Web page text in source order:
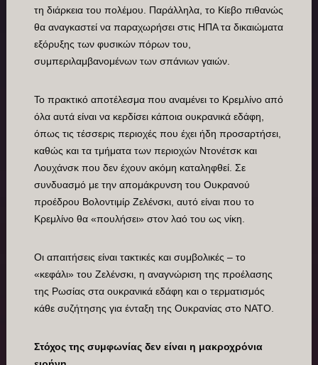
τη διάρκεια του πολέμου. Παράλληλα, το Κίεβο πιθανώς
θα αναγκαστεί να παραχωρήσει στις ΗΠΑ τα δικαιώματα
εξόρυξης των φυσικών πόρων του,
συμπεριλαμβανομένων των σπάνιων γαιών.
Το πρακτικό αποτέλεσμα που αναμένει το Κρεμλίνο από
όλα αυτά είναι να κερδίσει κάποια ουκρανικά εδάφη,
όπως τις τέσσερις περιοχές που έχει ήδη προσαρτήσει,
καθώς και τα τμήματα των περιοχών Ντονέτσκ και
Λουχάνσκ που δεν έχουν ακόμη καταληφθεί. Σε
συνδυασμό με την απομάκρυνση του Ουκρανού
προέδρου Βολοντιμίρ Ζελένσκι, αυτό είναι που το
Κρεμλίνο θα «πουλήσει» στον λαό του ως νίκη.
Οι απαιτήσεις είναι τακτικές και συμβολικές – το
«κεφάλι» του Ζελένσκι, η αναγνώριση της προέλασης
της Ρωσίας στα ουκρανικά εδάφη και ο τερματισμός
κάθε συζήτησης για ένταξη της Ουκρανίας στο ΝΑΤΟ.
Στόχος της συμφωνίας δεν είναι η μακροχρόνια